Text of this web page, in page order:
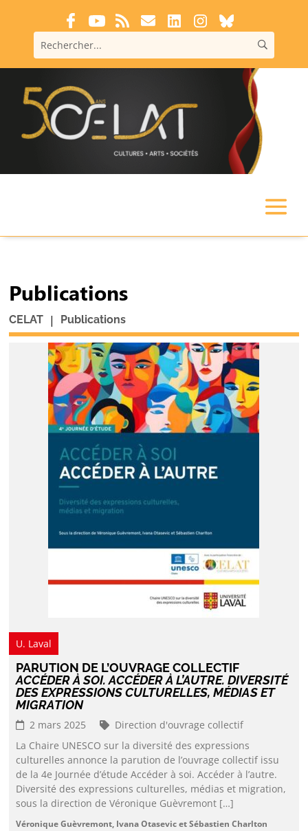
Publications
CELAT | Publications
U. Laval
PARUTION DE L’OUVRAGE COLLECTIF
ACCÉDER À SOI. ACCÉDER À L’AUTRE. DIVERSITÉ
DES EXPRESSIONS CULTURELLES, MÉDIAS ET
MIGRATION
2 mars 2025
Direction d'ouvrage collectif
La Chaire UNESCO sur la diversité des expressions
culturelles annonce la parution de l’ouvrage collectif issu
de la 4e Journée d’étude Accéder à soi. Accéder à l’autre.
Diversité des expressions culturelles, médias et migration,
sous la direction de Véronique Guèvremont […]
Véronique Guèvremont, Ivana Otasevic et Sébastien Charlton